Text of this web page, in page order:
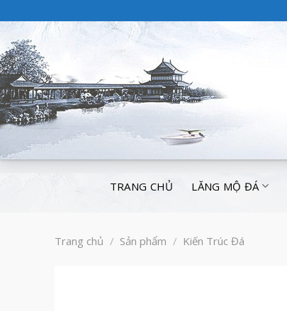
TRANG CHỦ LĂNG MỘ ĐÁ
Trang chủ / Sản phẩm / Kiến Trúc Đá